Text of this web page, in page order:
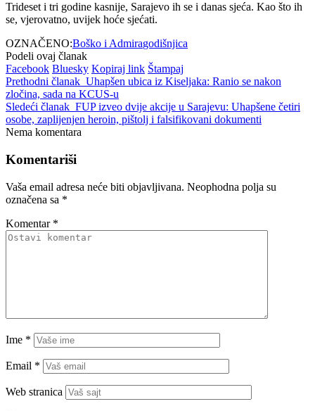
Trideset i tri godine kasnije, Sarajevo ih se i danas sjeća. Kao što ih
se, vjerovatno, uvijek hoće sjećati.
OZNAČENO:Boško i Admiragodišnjica
Podeli ovaj članak
Facebook Bluesky Kopiraj link Štampaj
Prethodni članak Uhapšen ubica iz Kiseljaka: Ranio se nakon
zločina, sada na KCUS-u
Sledeći članak FUP izveo dvije akcije u Sarajevu: Uhapšene četiri
osobe, zaplijenjen heroin, pištolj i falsifikovani dokumenti
Nema komentara
Komentariši
Vaša email adresa neće biti objavljivana. Neophodna polja su
označena sa *
Komentar *
Ime *
Email *
Web stranica